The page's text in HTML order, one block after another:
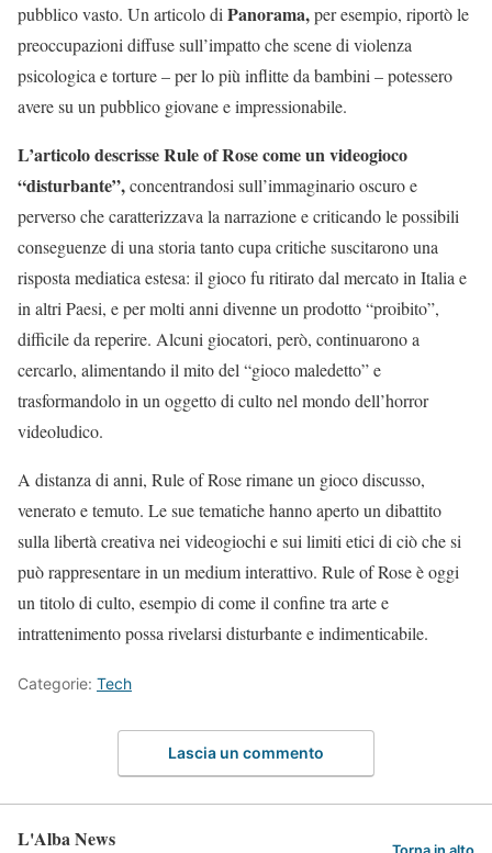
pubblico vasto. Un articolo diPanorama,per esempio, riportò le
preoccupazioni diffuse sull’impatto che scene di violenza
psicologica e torture – per lo più inflitte da bambini – potessero
avere su un pubblico giovane e impressionabile.
L’articolo descrisse Rule of Rose come un videogioco
“disturbante”,concentrandosi sull’immaginario oscuro e
perverso che caratterizzava la narrazione e criticando le possibili
conseguenze di una storia tanto cupa critiche suscitarono una
risposta mediatica estesa: il gioco fu ritirato dal mercato in Italia e
in altri Paesi, e per molti anni divenne un prodotto “proibito”,
difficile da reperire. Alcuni giocatori, però, continuarono a
cercarlo, alimentando il mito del “gioco maledetto” e
trasformandolo in un oggetto di culto nel mondo dell’horror
videoludico.
A distanza di anni, Rule of Rose rimane un gioco discusso,
venerato e temuto. Le sue tematiche hanno aperto un dibattito
sulla libertà creativa nei videogiochi e sui limiti etici di ciò che si
può rappresentare in un medium interattivo. Rule of Rose è oggi
un titolo di culto, esempio di come il confine tra arte e
intrattenimento possa rivelarsi disturbante e indimenticabile.
Categorie: Tech
Lascia un commento
L'Alba News